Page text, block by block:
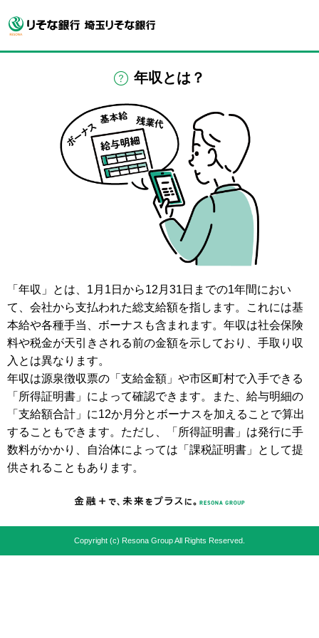
年収とは？
「年収」とは、1月1日から12月31日までの1年間におい
て、会社から支払われた総支給額を指します。これには基
本給や各種手当、ボーナスも含まれます。年収は社会保険
料や税金が天引きされる前の金額を示しており、手取り収
入とは異なります。
年収は源泉徴収票の「支給金額」や市区町村で入手できる
「所得証明書」によって確認できます。また、給与明細の
「支給額合計」に12か月分とボーナスを加えることで算出
することもできます。ただし、「所得証明書」は発行に手
数料がかかり、自治体によっては「課税証明書」として提
供されることもあります。
Copyright (c) Resona Group All Rights Reserved.